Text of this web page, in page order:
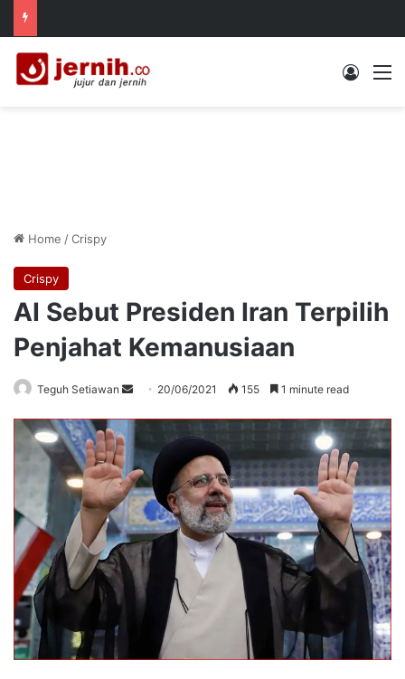
Log In
Home /Crispy
Crispy
AI Sebut Presiden Iran Terpilih
Penjahat Kemanusiaan
Teguh Setiawan
Send 20/06/2021 155 1 minute read